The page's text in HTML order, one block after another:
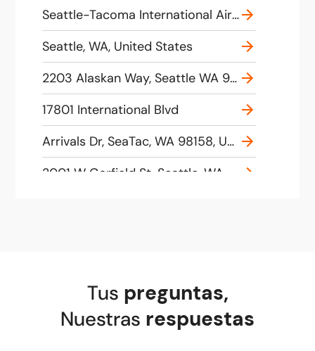
Seattle-Tacoma International Airport ,17801 International Blvd, Seattle, WA 98158, United States
Seattle, WA, United States
2203 Alaskan Way, Seattle WA 98121, USA
17801 International Blvd
Arrivals Dr, SeaTac, WA 98158, USA
Tus preguntas,
Nuestras respuestas